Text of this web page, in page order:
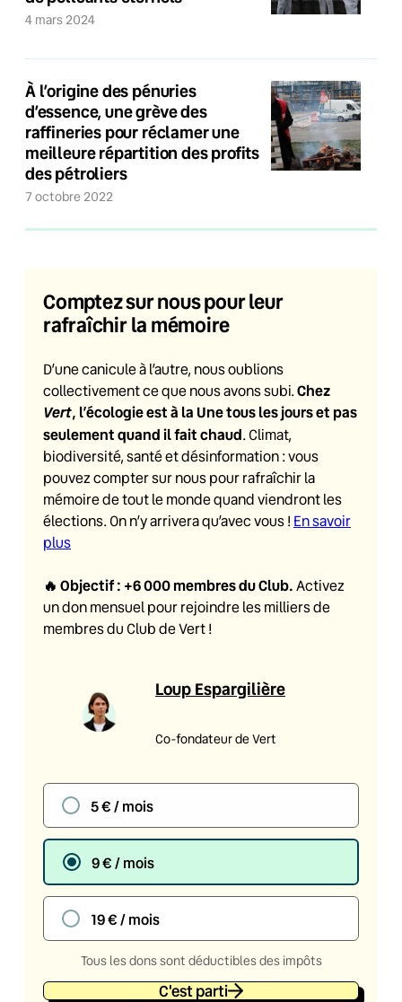
4 mars 2024
À l’origine des pénuries
d’essence, une grève des
raffineries pour réclamer une
meilleure répartition des profits
des pétroliers
7 octobre 2022
Comptez sur nous pour leur
rafraîchir la mémoire
D’une canicule à l’autre, nous oublions
collectivement ce que nous avons subi.Chez
Vert, l’écologie est à la Une tous les jours et pas
seulement quand il fait chaud. Climat,
biodiversité, santé et désinformation : vous
pouvez compter sur nous pour rafraîchir la
mémoire de tout le monde quand viendront les
élections. On n’y arrivera qu’avec vous ! En savoir
plus
🔥 Objectif : +6 000 membres du Club. Activez
un don mensuel pour rejoindre les milliers de
membres du Club de Vert !
Loup Espargilière
Co-fondateur de Vert
5 € / mois
9 € / mois
19 € / mois
Tous les dons sont déductibles des impôts
C'est parti